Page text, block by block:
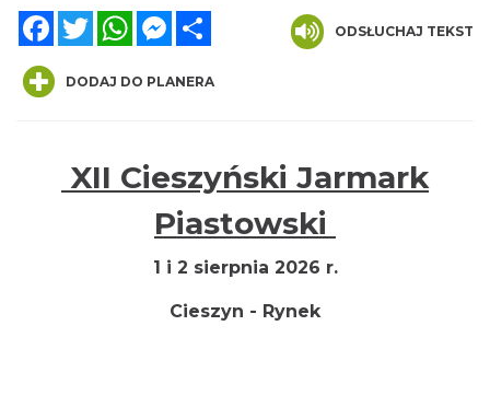
FacebookTwitterWhatsAppMessenger
ODSŁUCHAJ TEKST
DODAJ DO PLANERA
XII Cieszyński Jarmark
Piastowski
1 i 2 sierpnia 2026 r.
Cieszyn - Rynek